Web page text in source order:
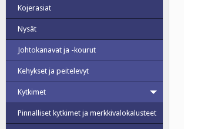
Kojerasiat
Nysät
Johtokanavat ja -kourut
Kehykset ja peitelevyt
Kytkimet
Pinnalliset kytkimet ja merkkivalokalusteet